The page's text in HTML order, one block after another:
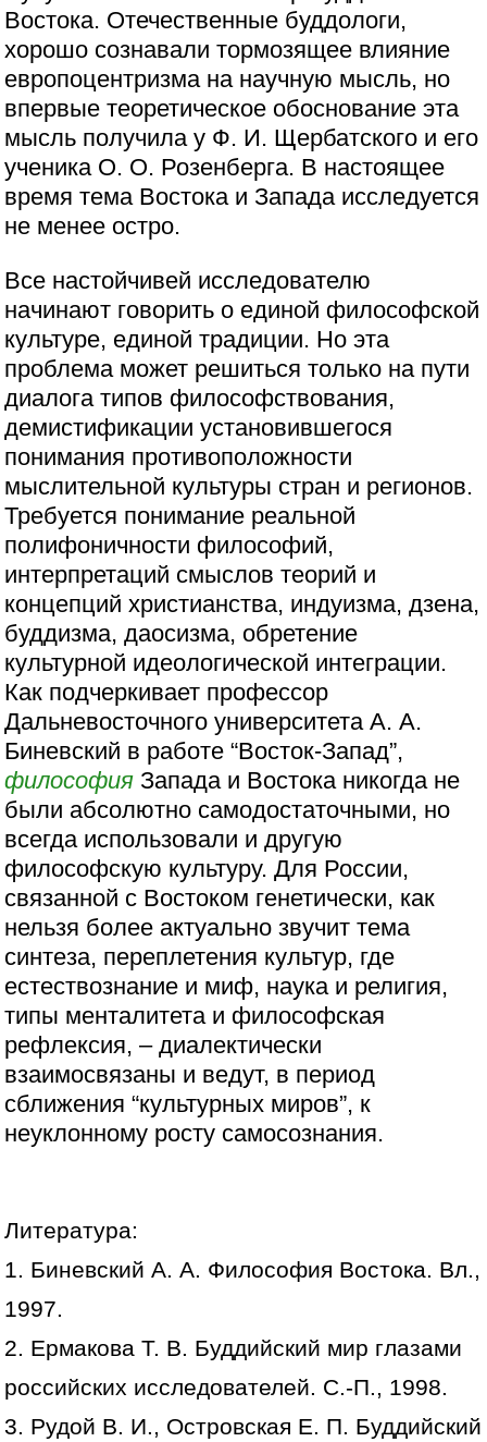
Востока. Отечественные буддологи,
хорошо сознавали тормозящее влияние
европоцентризма на научную мысль, но
впервые теоретическое обоснование эта
мысль получила у Ф. И. Щербатского и его
ученика О. О. Розенберга. В настоящее
время тема Востока и Запада исследуется
не менее остро.
Все настойчивей исследователю
начинают говорить о единой философской
культуре, единой традиции. Но эта
проблема может решиться только на пути
диалога типов философствования,
демистификации установившегося
понимания противоположности
мыслительной культуры стран и регионов.
Требуется понимание реальной
полифоничности философий,
интерпретаций смыслов теорий и
концепций христианства, индуизма, дзена,
буддизма, даосизма, обретение
культурной идеологической интеграции.
Как подчеркивает профессор
Дальневосточного университета А. А.
Биневский в работе “Восток-Запад”,
философия Запада и Востока никогда не
были абсолютно самодостаточными, но
всегда использовали и другую
философскую культуру. Для России,
связанной с Востоком генетически, как
нельзя более актуально звучит тема
синтеза, переплетения культур, где
естествознание и миф, наука и религия,
типы менталитета и философская
рефлексия, – диалектически
взаимосвязаны и ведут, в период
сближения “культурных миров”, к
неуклонному росту самосознания.
Литература:
1. Биневский А. А. Философия Востока. Вл.,
1997.
2. Ермакова Т. В. Буддийский мир глазами
российских исследователей. С.-П., 1998.
3. Рудой В. И., Островская Е. П. Буддийский